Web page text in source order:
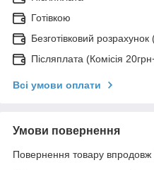
Готівкою
Безготівковий
Післяплата (Комісія
Всі умови оплати
Умови повернення
Повернення товару впродовж